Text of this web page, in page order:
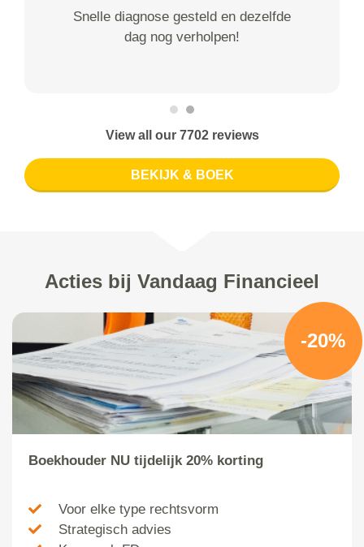
Snelle diagnose gesteld en dezelfde
dag nog verholpen!
View all our 7702 reviews
BEKIJK & BOEK
Acties bij Vandaag Financieel
-20%
Boekhouder NU tijdelijk 20% korting
Voor elke type rechtsvorm
Strategisch advies